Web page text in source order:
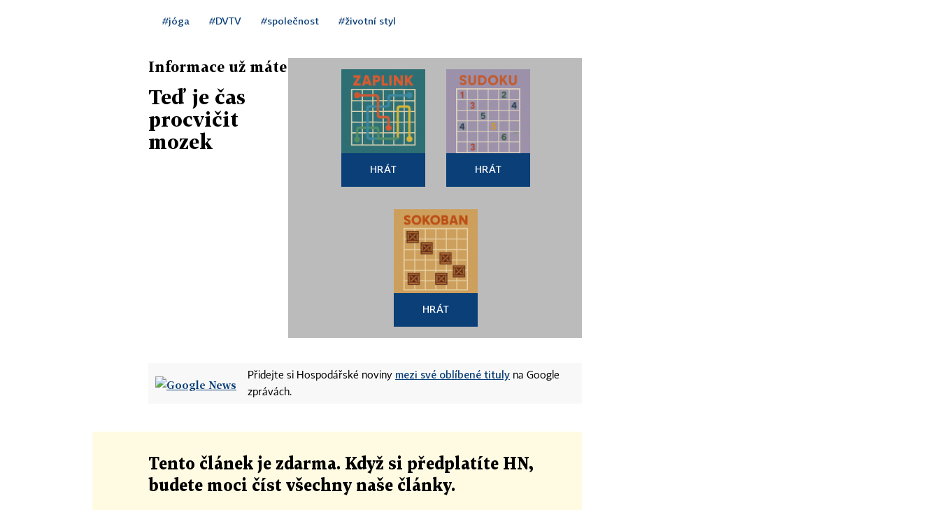
#jóga #DVTV #společnost #životní styl
Informace už máte
Teď je čas
procvičit
mozek
HRÁT HRÁT
HRÁT
Přidejte si Hospodářské noviny mezi své oblíbené tituly na Google
zprávách.
Tento článek je zdarma. Když si předplatíte HN,
budete moci číst všechny naše články.